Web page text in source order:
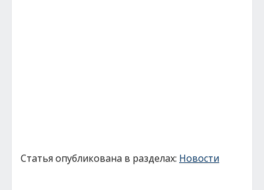
Статья опубликована в разделах: Новости